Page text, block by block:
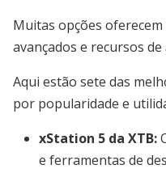
Muitas opções
avançados e recursos
Aqui estão sete das
por popularidade e
xStation 5 da XTB:
e ferramentas de